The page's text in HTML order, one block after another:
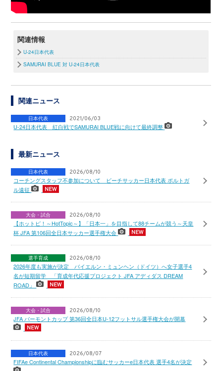
関連情報
U-24日本代表
SAMURAI BLUE 対 U-24日本代表
関連ニュース
日本代表 2021/06/03
U-24日本代表 紅白戦でSAMURAI BLUE戦に向けて最終調整
最新ニュース
日本代表 2026/08/10
コーチングスタッフ不参加について ビーチサッカー日本代表 ポルトガ
ル遠征
大会・試合 2026/08/10
【ホットピ！～HotTopic～】「日本一」を目指して88チームが競う～天皇
杯 JFA 第106回全日本サッカー選手権大会
選手育成 2026/08/10
2026年度も実施が決定 バイエルン・ミュンヘン（ドイツ）へ女子選手4
名が短期留学 「育成年代応援プロジェクト JFA アディダス DREAM
ROAD」
大会・試合 2026/08/10
JFA バーモントカップ 第36回全日本U-12フットサル選手権大会が開幕
日本代表 2026/08/07
FIFAe Continental Championshipに臨むサッカーe日本代表 選手4名が決定